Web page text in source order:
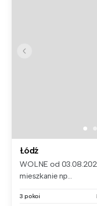
Łódź
WOLNE od
mieszkanie np...
3 pokoi